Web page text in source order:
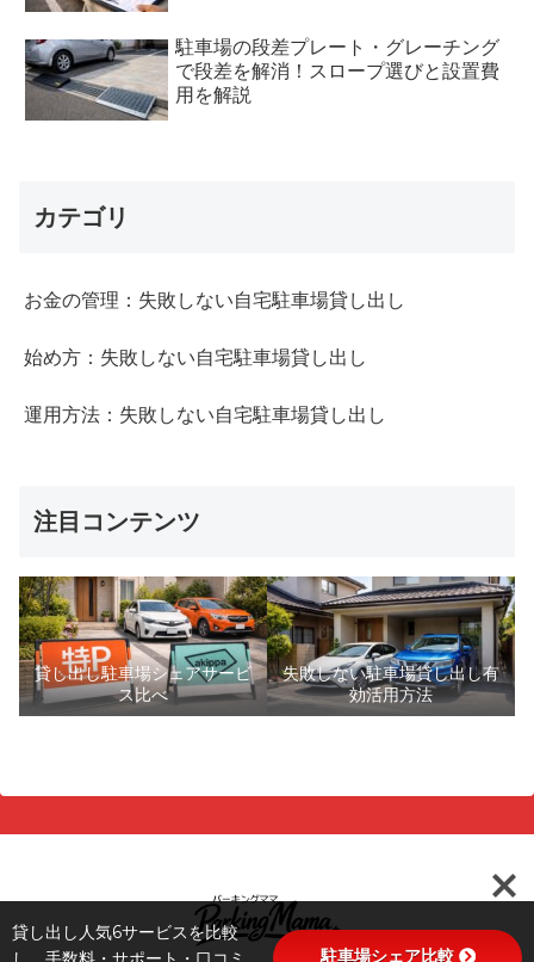
駐車場の段差プレート・グレーチング
で段差を解消！スロープ選びと設置費
用を解説
カテゴリ
お金の管理：失敗しない自宅駐車場貸し出し
始め方：失敗しない自宅駐車場貸し出し
運用方法：失敗しない自宅駐車場貸し出し
注目コンテンツ
貸し出し駐車場シェアサービ
ス比べ
失敗しない駐車場貸し出し有
効活用方法
貸し出し人気6サービスを比較
駐車場シェア比較